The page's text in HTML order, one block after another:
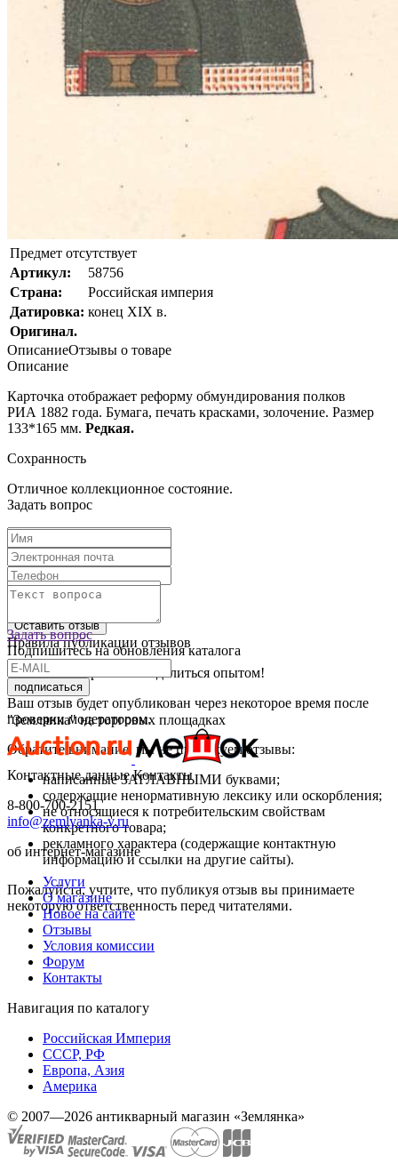
Предмет отсутствует
Артикул:
58756
Страна:
Росcийская империя
Датировка: конец XIX в.
Оригинал.
ОписаниеОтзывы о товаре
Описание
Карточка отображает реформу обмундирования полков
РИА 1882 года. Бумага, печать красками, золочение. Размер
133*165 мм. Редкая.
Сохранность
Отличное коллекционное состояние.
Текст отзыва:
Оставить отзыв
Правила публикации отзывов
Спасибо, что решили поделиться опытом!
Ваш отзыв будет опубликован через некоторое время после
проверки модератором.
Обратите внимание, мы не публикуем отзывы:
написанные ЗАГЛАВНЫМИ буквами;
содержащие ненормативную лексику или оскорбления;
не относящиеся к потребительским свойствам
конкретного товара;
рекламного характера (содержащие контактную
информацию и ссылки на другие сайты).
Пожалуйста, учтите, что публикуя отзыв вы принимаете
некоторую ответственность перед читателями.
Задать вопрос
Задать вопрос
Подпишитесь на обновления каталога
подписаться
"Землянка" на торговых площадках
Контактные данные Контакты
8-800-700-2151
info@zemlyanka-v.ru
об интернет-магазине
Услуги
О магазине
Новое на сайте
Отзывы
Условия комиссии
Форум
Контакты
Навигация по каталогу
Российская Империя
СССР, РФ
Европа, Азия
Америка
© 2007—2026 антикварный магазин «Землянка»